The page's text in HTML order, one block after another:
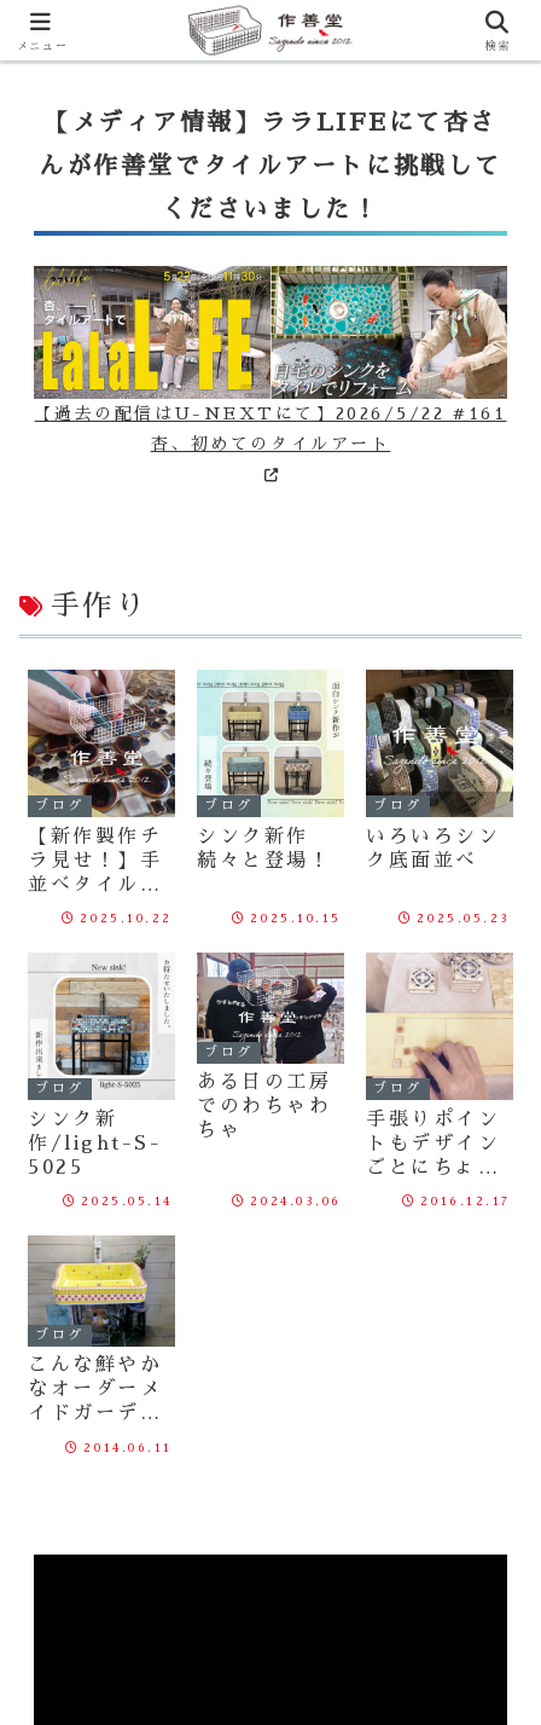
【ララLIFE】特注カウンター付シンク（40万円～）のお問合せはこ
一番下のフォームにご記入ください
【メディア情報】ララLIFEにて杏さ
んが作善堂でタイルアートに挑戦して
くださいました！
【過去の配信はU-NEXTにて】2026/5/22 #161
杏、初めてのタイルアート
手作り
ブログ
【新作製作チ
ラ見せ！】手
並べタイルで
あれこれ考え
2025.10.22
ブログ
シンク新作
続々と登場！
2025.10.15
ブログ
いろいろシン
ク底面並べ
2025.05.23
ブログ
シンク新
作/light-S-
5025
2025.05.14
ブログ
ある日の工房
でのわちゃわ
ちゃ
2024.03.06
ブログ
手張りポイン
トもデザイン
ごとにちょっ
と作り方が変
2016.12.17
ブログ
こんな鮮やか
なオーダーメ
イドガーデン
シンクが！
2014.06.11
メニュー 検索